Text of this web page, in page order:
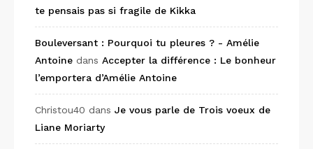
te pensais pas si fragile de Kikka
Bouleversant : Pourquoi tu pleures ? - Amélie
Antoine dans Accepter la différence : Le bonheur
l’emportera d’Amélie Antoine
Christou40 dans Je vous parle de Trois voeux de
Liane Moriarty